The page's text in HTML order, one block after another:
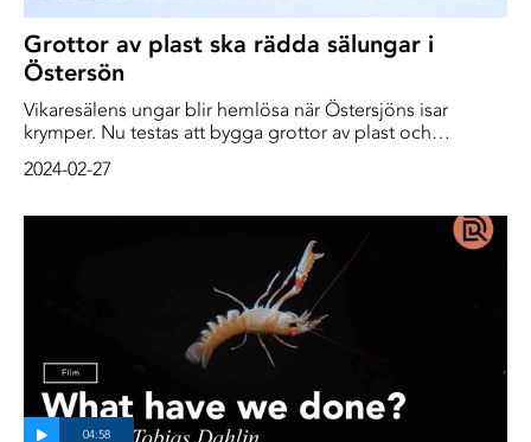
Grottor av plast ska rädda sälungar i
Östersön
Vikaresälens ungar blir hemlösa när Östersjöns isar
krymper. Nu testas att bygga grottor av plast och
klimat.
2024-02-27